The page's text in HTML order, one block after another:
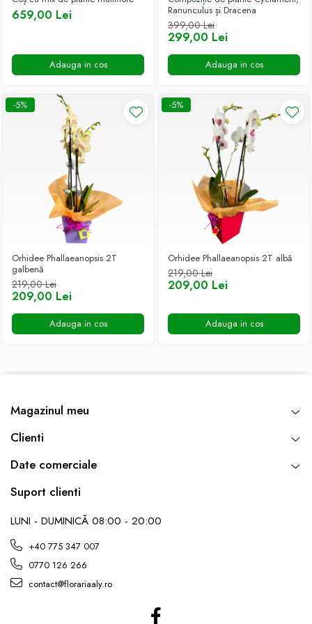
BUCHETE IRISI
BUCHETE LISIANTHUS
BUCHETE MINIROSE
BUCHETE MIXTE
BUCHETE PENTRU BĂRBAȚI
BUCHETE TRANDAFIRI
DE TRANDAFIRI ALBASTRI
DE TRANDAFIRI ALBI
DE TRANDAFIRI GALBENI
DE TRANDAFIRI MOV
DE TRANDAFIRI MULTICOLORI
DE TRANDAFIRI PORTOCALII
DE TRANDAFIRI ROZ
COȘURI SF. VALENTIN
659,00 Lei
Adauga in cos
Ranunculus și Dracena
399,00 Lei
299,00 Lei
Adauga in cos
-5%
Orhidee Phallaeanopsis 2T
galbenă
219,00 Lei
209,00 Lei
Adauga in cos
-5%
Orhidee Phallaeanopsis 2T albă
219,00 Lei
209,00 Lei
Adauga in cos
Magazinul meu
Clienti
Date comerciale
Suport clienti
LUNI - DUMINICĂ 08:00 - 20:00
+40 775 347 007
0770 126 266
contact@florariaaly.ro